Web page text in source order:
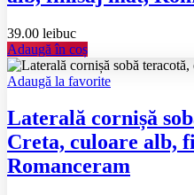
39.00 leibuc
Adaugă în coș
Adaugă la favorite
Laterală cornișă
Creta, culoare alb,
Romanceram